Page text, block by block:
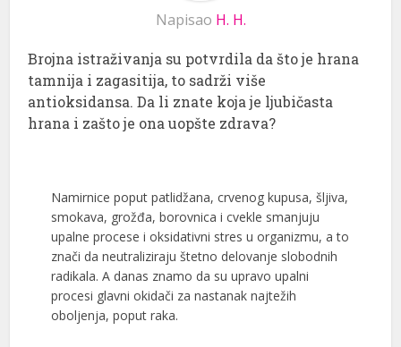
Napisao H. H.
Brojna istraživanja su potvrdila da što je hrana
tamnija i zagasitija, to sadrži više
antioksidansa. Da li znate koja je ljubičasta
hrana i zašto je ona uopšte zdrava?
Namirnice poput patlidžana, crvenog kupusa, šljiva,
smokava, grožđa, borovnica i cvekle smanjuju
upalne procese i oksidativni stres u organizmu, a to
znači da neutraliziraju štetno delovanje slobodnih
radikala. A danas znamo da su upravo upalni
procesi glavni okidači za nastanak najtežih
oboljenja, poput raka.